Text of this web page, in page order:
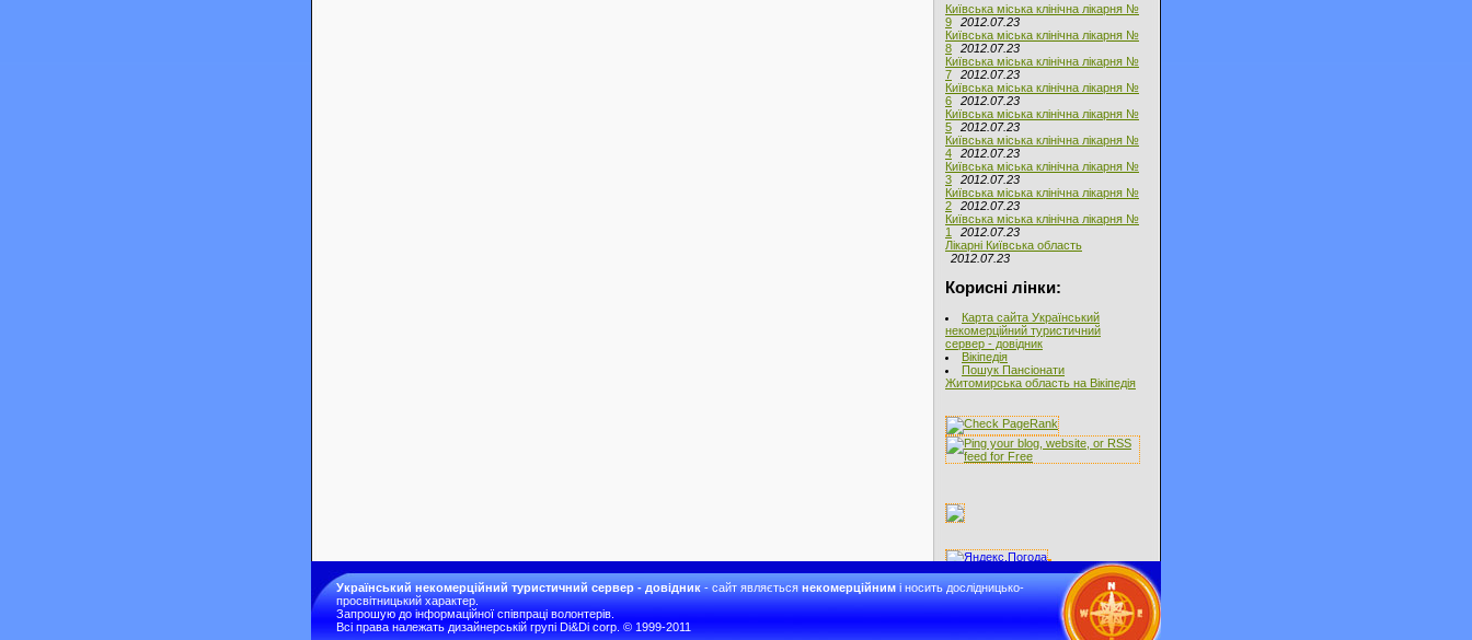
Київська міська клінічна лікарня №
9
2012.07.23
Київська міська клінічна лікарня №
8
2012.07.23
Київська міська клінічна лікарня №
7
2012.07.23
Київська міська клінічна лікарня №
6
2012.07.23
Київська міська клінічна лікарня №
5
2012.07.23
Київська міська клінічна лікарня №
4
2012.07.23
Київська міська клінічна лікарня №
3
2012.07.23
Київська міська клінічна лікарня №
2
2012.07.23
Київська міська клінічна лікарня №
1
2012.07.23
Лікарні Київська область
2012.07.23
Корисні лінки:
Карта сайта Український
некомерційний туристичний
сервер - довідник
Вікіпедія
Пошук Пансіонати
Житомирська область на Вікіпедія
Український некомерційний туристичний сервер - довідник- сайт являєтьсянекомерційнимі носить дослідницько-
просвітницький характер.
Запрошую до інформаційної співпраці волонтерів.
Всі права належать дизайнерській групі Di&Di corp. © 1999-2011